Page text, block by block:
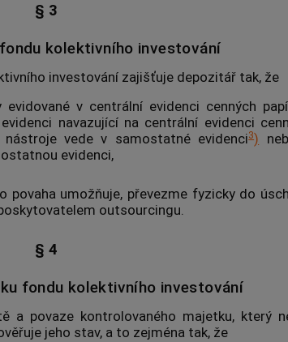
§ 3
kolektivního investování
investovánízajišťuje depozitář tak, že
evidované v centrální evidenci cenných
navazující na centrální evidenci
vede v samostatné evidenci3)
evidenci,
povaha umožňuje, převezme fyzicky do
outsourcingu.
§ 4
fondu kolektivního investování
a povaze kontrolovaného majetku, který
jeho stav, a to zejména tak, že